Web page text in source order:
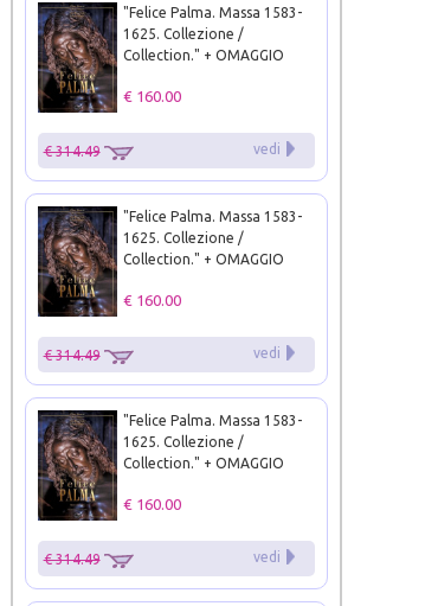
"Felice Palma. Massa 1583-
1625. Collezione /
Collection." + OMAGGIO
€ 160.00
vedi
€ 314.49
"Felice Palma. Massa 1583-
1625. Collezione /
Collection." + OMAGGIO
€ 160.00
vedi
€ 314.49
"Felice Palma. Massa 1583-
1625. Collezione /
Collection." + OMAGGIO
€ 160.00
vedi
€ 314.49